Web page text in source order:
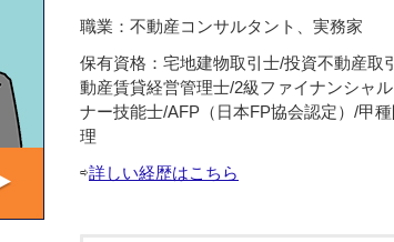
職業：不動産コンサルタント、実務家
保有資格：宅地建物取引士/投資不動産取
動産賃貸経営管理士/2級ファイナンシャ
ナー技能士/AFP（日本FP協会認定）/甲
理
⇨詳しい経歴はこちら